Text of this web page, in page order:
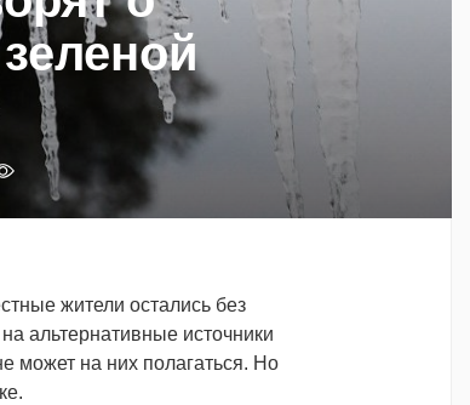
жители остались без
альтернативные источники
может на них полагаться. Но